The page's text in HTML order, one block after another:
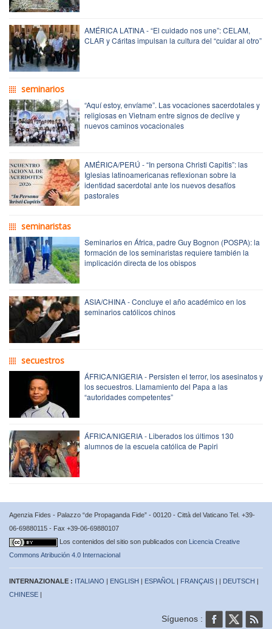
AMÉRICA LATINA - “El cuidado nos une”: CELAM,
CLAR y Cáritas impulsan la cultura del “cuidar al otro”
seminarios
“Aquí estoy, envíame”. Las vocaciones sacerdotales y
religiosas en Vietnam entre signos de declive y
nuevos caminos vocacionales
AMÉRICA/PERÚ - “In persona Christi Capitis”: las
Iglesias latinoamericanas reflexionan sobre la
identidad sacerdotal ante los nuevos desafíos
pastorales
seminaristas
Seminarios en África, padre Guy Bognon (POSPA): la
formación de los seminaristas requiere también la
implicación directa de los obispos
ASIA/CHINA - Concluye el año académico en los
seminarios católicos chinos
secuestros
ÁFRICA/NIGERIA - Persisten el terror, los asesinatos y
los secuestros. Llamamiento del Papa a las
“autoridades competentes”
ÁFRICA/NIGERIA - Liberados los últimos 130
alumnos de la escuela católica de Papiri
Agenzia Fides - Palazzo “de Propaganda Fide” - 00120 - Città del Vaticano Tel. +39-
06-69880115 - Fax +39-06-69880107
Los contenidos del sitio son publicados con Licencia Creative
Commons Atribución 4.0 Internacional
INTERNAZIONALE : ITALIANO | ENGLISH | ESPAÑOL | FRANÇAIS | | DEUTSCH |
CHINESE |
Síguenos :